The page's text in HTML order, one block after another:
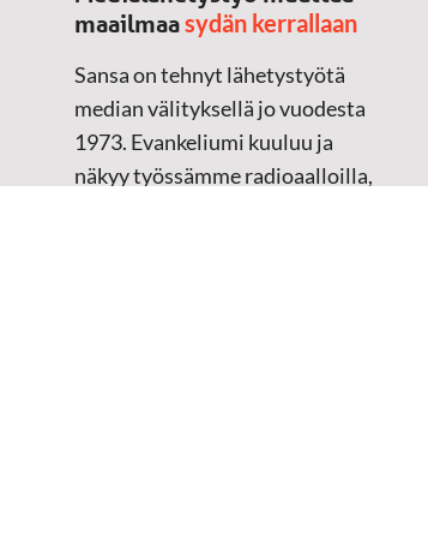
maailmaasydän kerrallaan
Sansa on tehnyt lähetystyötä
median välityksellä jo vuodesta
1973. Evankeliumi kuuluu ja
näkyy työssämme radioaalloilla,